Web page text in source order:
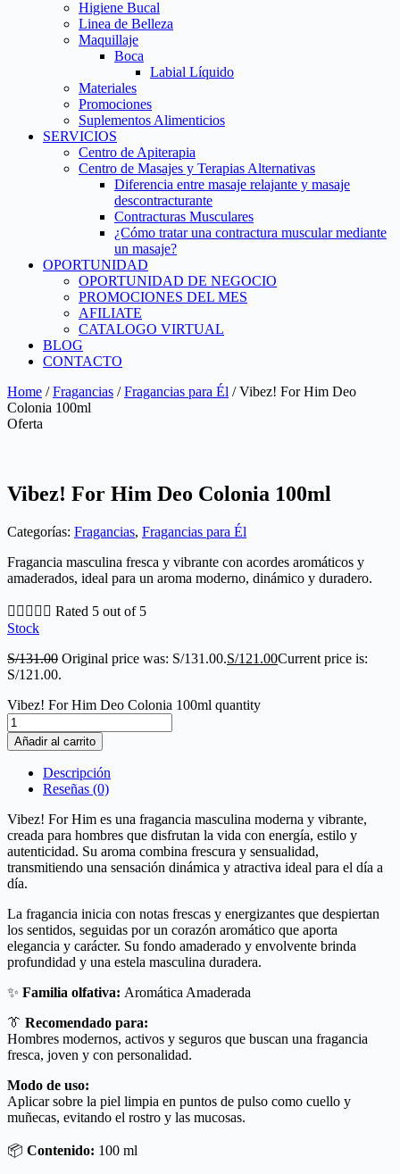
Higiene Bucal
Linea de Belleza
Maquillaje
Boca
Labial Líquido
Materiales
Promociones
Suplementos Alimenticios
SERVICIOS
Centro de Apiterapia
Centro de Masajes y Terapias Alternativas
Diferencia entre masaje relajante y masaje
descontracturante
Contracturas Musculares
¿Cómo tratar una contractura muscular mediante
un masaje?
OPORTUNIDAD
OPORTUNIDAD DE NEGOCIO
PROMOCIONES DEL MES
AFILIATE
CATALOGO VIRTUAL
BLOG
CONTACTO
Home /Fragancias /Fragancias para Él / Vibez! For Him Deo
Colonia 100ml
Oferta
Vibez! For Him Deo Colonia 100ml
Categorías: Fragancias, Fragancias para Él
Fragancia masculina fresca y vibrante con acordes aromáticos y
amaderados, ideal para un aroma moderno, dinámico y duradero.
     Rated 5 out of 5
Stock
S/131.00 Original price was: S/131.00.S/121.00Current price is:
S/121.00.
Vibez! For Him Deo Colonia 100ml quantity
Añadir al carrito
Descripción
Reseñas (0)
Vibez! For Him es una fragancia masculina moderna y vibrante,
creada para hombres que disfrutan la vida con energía, estilo y
autenticidad. Su aroma combina frescura y sensualidad,
transmitiendo una sensación dinámica y atractiva ideal para el día a
día.
La fragancia inicia con notas frescas y energizantes que despiertan
los sentidos, seguidas por un corazón aromático que aporta
elegancia y carácter. Su fondo amaderado y envolvente brinda
profundidad y una estela masculina duradera.
✨ Familia olfativa: Aromática Amaderada
👔 Recomendado para:
Hombres modernos, activos y seguros que buscan una fragancia
fresca, joven y con personalidad.
Modo de uso:
Aplicar sobre la piel limpia en puntos de pulso como cuello y
muñecas, evitando el rostro y las mucosas.
📦 Contenido: 100 ml